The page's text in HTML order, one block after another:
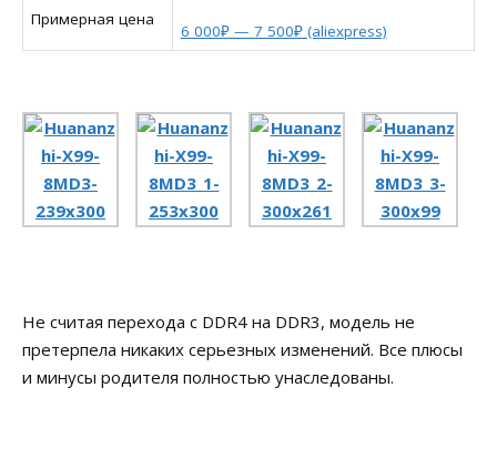
Примерная цена
6 000₽ — 7 500₽ (aliexpress)
Не считая перехода с DDR4 на DDR3, модель не
претерпела никаких серьезных изменений. Все плюсы
и минусы родителя полностью унаследованы.